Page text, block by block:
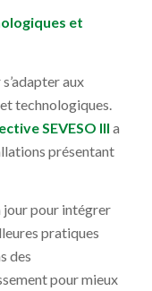
et
aux
technologiques.
SEVESO III a
présentant
pour intégrer
pratiques
des
pour mieux